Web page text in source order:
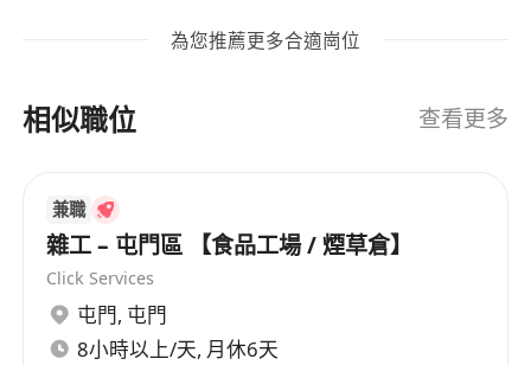
自助洗、快遞自提）深耕街坊市場；悟空開門自提
定聘用」為準則，畀你紮實嘅職場後盾！​
嘅全過程，見證每一家新店嘅誕生，技術成果直接
轉化為商業價值！​
岗位基本信息​
工作職責​
1.新店電力系統規劃與設計​
為您推薦更多合適崗位
相似職位 查看更多
兼職
雜工 – 屯門區 【食品工場 / 煙草倉】
Click Services
屯門, 屯門
8小時以上/天, 月休6天